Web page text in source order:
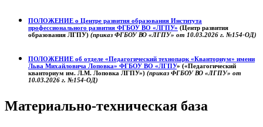
ПОЛОЖЕНИЕ о Центре развития образования Института
профессионального развития ФГБОУ ВО «ЛГПУ» (Центр развития
образования ЛГПУ) (приказ ФГБОУ ВО «ЛГПУ» от 10.03.2026 г. №154-ОД)
ПОЛОЖЕНИЕ об отделе «Педагогический технопарк «Кванториум» имени
Льва Михайловича Лоповка» ФГБОУ ВО «ЛГПУ» («Педагогический
кванториум им. Л.М. Лоповка ЛГПУ») (приказ ФГБОУ ВО «ЛГПУ» от
10.03.2026 г. №154-ОД)
Материально-техническая база